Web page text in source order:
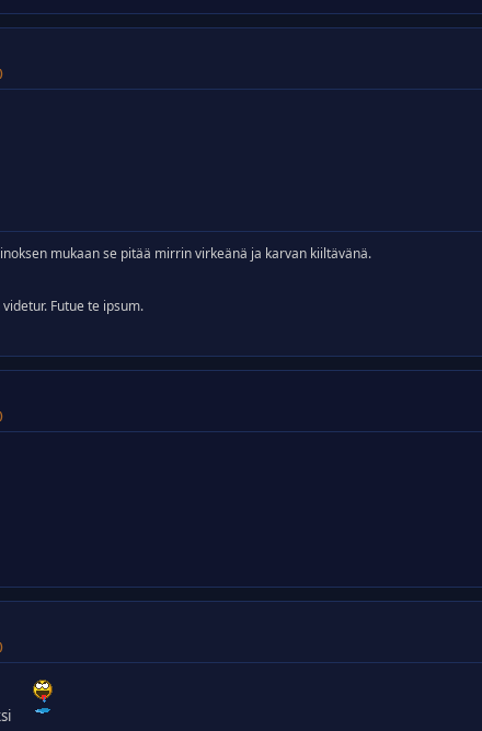
mukaan se pitää mirrin virkeänä ja karvan kiiltävänä.
Futue te ipsum.